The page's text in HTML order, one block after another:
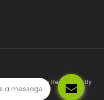
a message
All Rights Reserved - By